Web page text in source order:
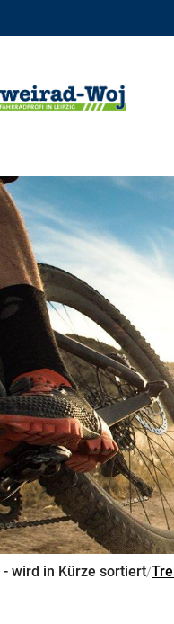
wird in Kürze sortiert/